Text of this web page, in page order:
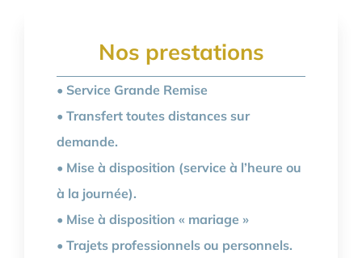
Nos prestations
• Service Grande Remise
• Transfert toutes distances sur
demande.
• Mise à disposition (service à l’heure ou
à la journée).
• Mise à disposition « mariage »
• Trajets professionnels ou personnels.